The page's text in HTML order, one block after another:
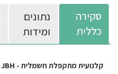
סקירה
כללית
נתונים
ומידות
קלנועית מתקפלת חשמלית - JBH